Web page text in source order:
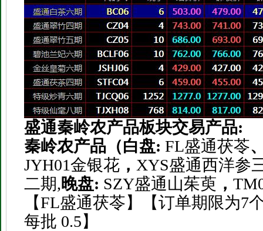
盛通秦岭农产品板块交易产品:
秦岭农产品（白盘: FL盛通茯苓
JYH01金银花 ， XYS盛通西洋参
二期,晚盘: SZY盛通山茱萸 ，
【FL盛通茯苓】【订单期限为7
每批 0.5】